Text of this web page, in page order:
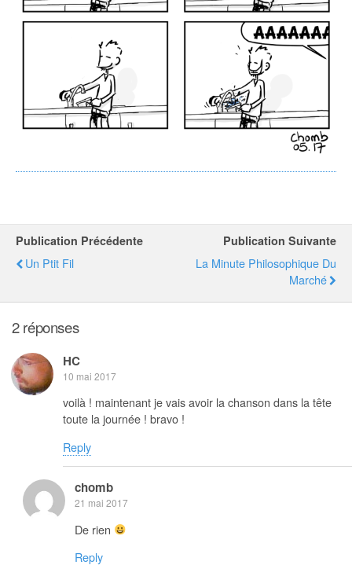
Publication Précédente
Un Ptit Fil
Publication Suivante
La Minute Philosophique Du
Marché
2 réponses
HC
10 mai 2017
voilà ! maintenant je vais avoir la chanson dans la tête
toute la journée ! bravo !
Reply
chomb
21 mai 2017
De rien
Reply